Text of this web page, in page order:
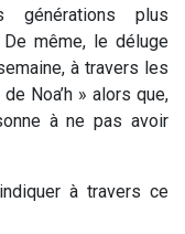
générations plus
De même, le déluge
à travers les
Noa’h » alors que,
à ne pas avoir
à travers ce